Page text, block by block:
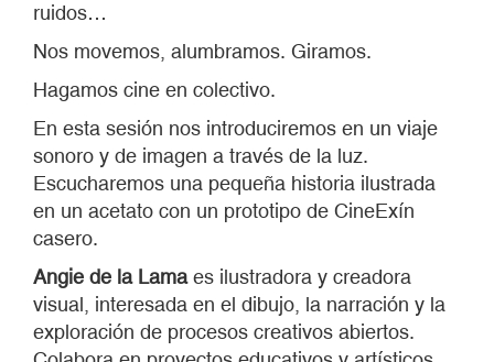
ruidos…
Nos movemos, alumbramos. Giramos.
Hagamos cine en colectivo.
En esta sesión nos introduciremos en un viaje
sonoro y de imagen a través de la luz.
Escucharemos una pequeña historia ilustrada
en un acetato con un prototipo de CineExín
casero.
Angie de la Lamaes ilustradora y creadora
visual, interesada en el dibujo, la narración y la
exploración de procesos creativos abiertos.